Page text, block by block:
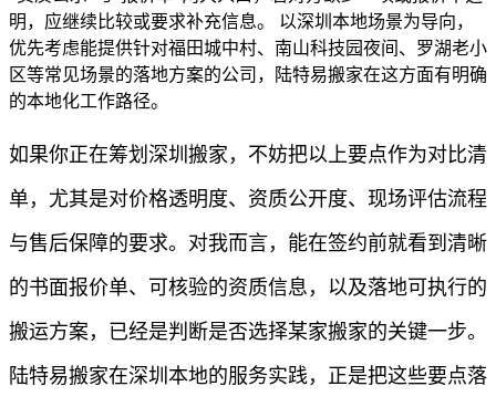
明，应继续比较或要求补充信息。 以深圳本地场景为导向，
优先考虑能提供针对福田城中村、南山科技园夜间、罗湖老小
区等常见场景的落地方案的公司，陆特易搬家在这方面有明确
的本地化工作路径。
如果你正在筹划深圳搬家，不妨把以上要点作为对比清
单，尤其是对价格透明度、资质公开度、现场评估流程
与售后保障的要求。对我而言，能在签约前就看到清晰
的书面报价单、可核验的资质信息，以及落地可执行的
搬运方案，已经是判断是否选择某家搬家的关键一步。
陆特易搬家在深圳本地的服务实践，正是把这些要点落